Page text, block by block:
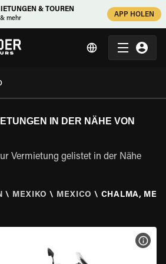
& TOUREN
& mehr
APP HOLEN
IN DER NÄHE VON
Vermietung gelistet in der Nähe
\ MEXIKO \ MEXICO \ CHALMA,